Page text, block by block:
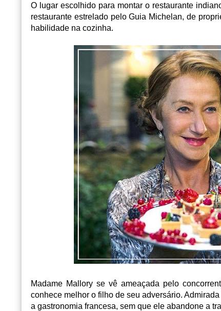
O lugar escolhido para montar o restaurante
restaurante estrelado pelo Guia Michelan, de
habilidade na cozinha.
Madame Mallory se vê ameaçada pelo
conhece melhor o filho de seu adversário.
a gastronomia francesa, sem que ele abandone a